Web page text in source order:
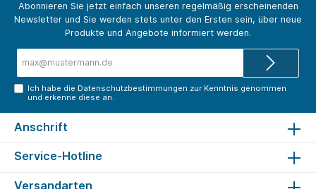
Abonnieren Sie jetzt einfach unseren regelmäßig erscheinenden
Newsletter und Sie werden stets unter den Ersten sein, über neue
Produkte und Angebote informiert werden.
Adresse*
Ich habe die Datenschutzbestimmungen zur Kenntnis genommen
und erkenne diese an.
Anschrift
Service-Hotline
Versandarten